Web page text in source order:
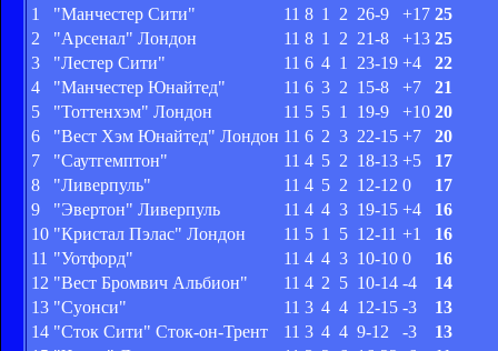
1
"Манчестер Сити" 11 8 1 2 26-9 +17 25
2
"Арсенал" Лондон 11 8 1 2 21-8 +13 25
3
"Лестер Сити" 11 6 4 1 23-19 +4
22
4
"Манчестер Юнайтед" 11 6 3 2 15-8 +7
21
5
"Тоттенхэм" Лондон 11 5 5 1 19-9 +10 20
6
"Вест Хэм Юнайтед" Лондон 11 6 2 3 22-15 +7
20
7
"Саутгемптон" 11 4 5 2 18-13 +5
17
8
"Ливерпуль" 11 4 5 2 12-12 0
17
9
"Эвертон" Ливерпуль 11 4 4 3 19-15 +4
16
10 "Кристал Пэлас" Лондон 11 5 1 5 12-11 +1
16
11 "Уотфорд" 11 4 4 3 10-10 0
16
12 "Вест Бромвич Альбион" 11 4 2 5 10-14 -4
14
13 "Суонси" 11 3 4 4 12-15 -3
13
14 "Сток Сити" Сток-он-Трент 11 3 4 4 9-12 -3
13